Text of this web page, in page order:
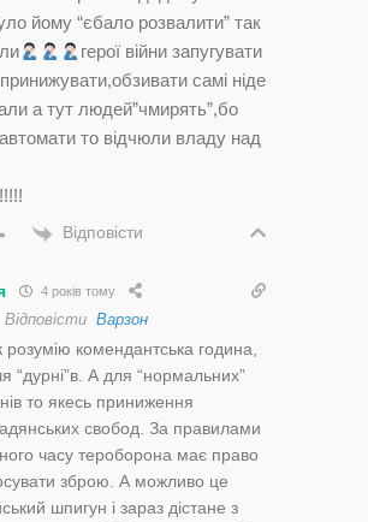
йому “єбало розвалити” так
герої війни запугувати
самі ніде
а тут людей”чмирять”,бо
то відчюли владу над
Відповісти
4 років тому
Відповісти Варзон
розумію комендантська година,
“дурні”в. А для “нормальних”
то якесь приниження
свобод. За правилами
часу тероборона має право
зброю. А можливо це
шпигун і зараз дістане з